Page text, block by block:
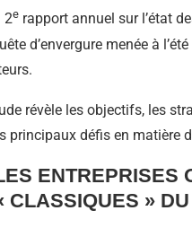
2e rapport annuel sur l’état
d’envergure menée à
révèle les objectifs, les
principaux défis en matière
ENTREPRISES
CLASSIQUES »